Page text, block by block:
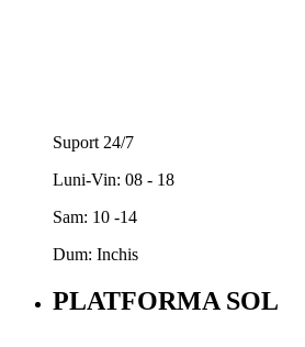
Suport 24/7
Luni-Vin: 08 - 18
Sam: 10 -14
Dum: Inchis
PLATFORMA SOL